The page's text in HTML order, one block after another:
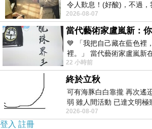
《彰化香菇肉圓》$30/粒
令人歎息！(好酸)，不過
復...，每天跪鍵盤還是被判
2026-08-07
💙 「我把自己藏在藍色裡
裡。」 當代藝術家盧嵐新
抽象韻味的新作中，用湛
22 小時前
終於立秋
可有海豚白白靠攏 再次遙
弱 雖人間活動 已達文明極
者 只能白白陪葬
2026-08-07
登入 註冊